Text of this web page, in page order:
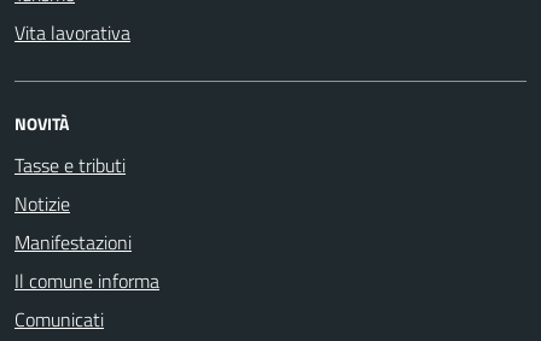
Vita lavorativa
NOVITÀ
Tasse e tributi
Notizie
Manifestazioni
Il comune informa
Comunicati